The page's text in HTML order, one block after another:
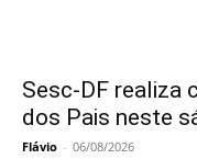
Sesc-DF realiza
dos Pais neste
Flávio - 06/08/2026